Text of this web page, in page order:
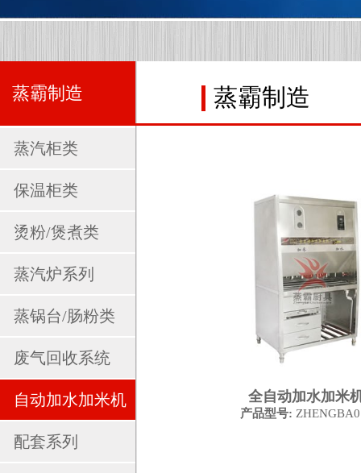
蒸霸制造
蒸汽柜类
保温柜类
烫粉/煲煮类
蒸汽炉系列
蒸锅台/肠粉类
废气回收系统
自动加水加米机
配套系列
蒸霸制造
全自动加水加米
产品型号: